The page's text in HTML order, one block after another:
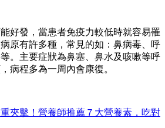
好發，當患者免疫力較低時就容易罹
原有許多種，常見的如：鼻病毒、呼
。主要症狀為鼻塞、鼻水及咳嗽等呼
病程多為一周內會康復。
夾擊！營養師推薦７大營養素，吃對